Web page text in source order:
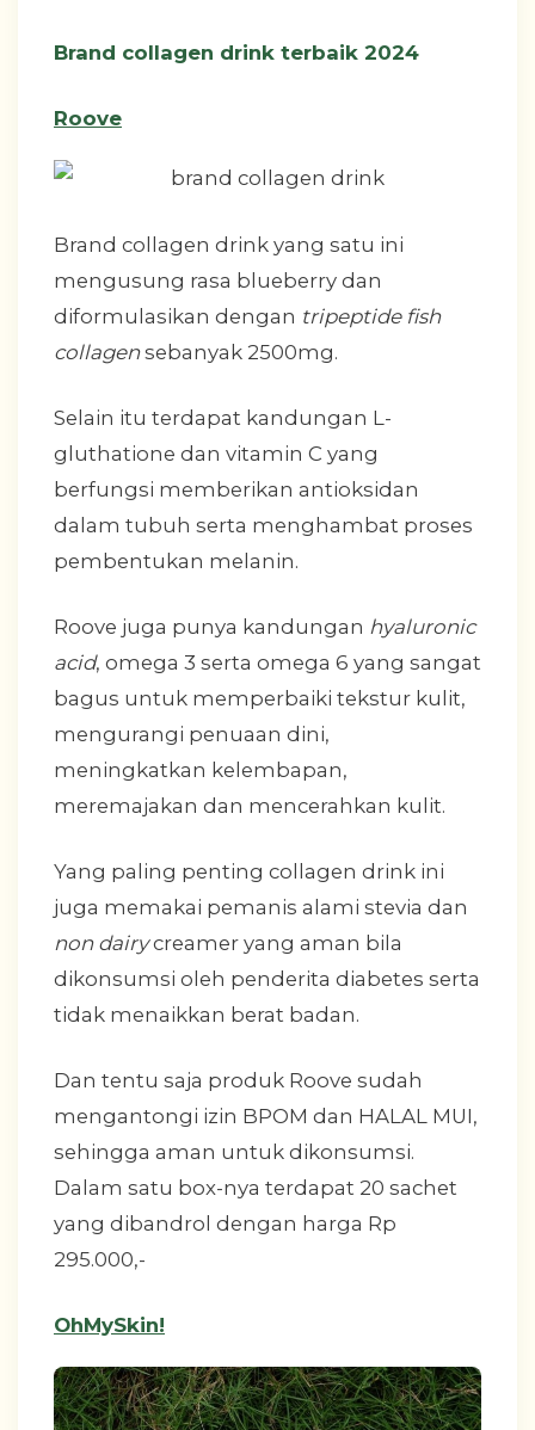
Brand collagen drink terbaik 2024
Roove
Brand collagen drink yang satu ini
mengusung rasa blueberry dan
diformulasikan dengan tripeptide fish
collagensebanyak 2500mg.
Selain itu terdapat kandungan L-
gluthatione dan vitamin C yang
berfungsi memberikan antioksidan
dalam tubuh serta menghambat proses
pembentukan melanin.
Roove juga punya kandungan hyaluronic
acid, omega 3 serta omega 6 yang sangat
bagus untuk memperbaiki tekstur kulit,
mengurangi penuaan dini,
meningkatkan kelembapan,
meremajakan dan mencerahkan kulit.
Yang paling penting collagen drink ini
juga memakai pemanis alami stevia dan
non dairycreamer yang aman bila
dikonsumsi oleh penderita diabetes serta
tidak menaikkan berat badan.
Dan tentu saja produk Roove sudah
mengantongi izin BPOM dan HALAL MUI,
sehingga aman untuk dikonsumsi.
Dalam satu box-nya terdapat 20 sachet
yang dibandrol dengan harga Rp
295.000,-
OhMySkin!